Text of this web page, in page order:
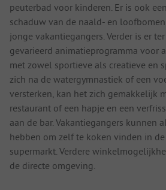
peuterbad voor kinderen. Er is ook
schaduw van de naald- en
jonge vakantiegangers. Verder is er
gevarieerd animatieprogramma voor
met zowel sportieve als creatieve en
zich na de watergymnastiek of een
versterken, kan het zich gemakkelijk
restaurant of een hapje en een
aan de bar. Vakantiegangers kunnen
hebben om zelf te koken vinden in
supermarkt. Verdere
de directe omgeving.